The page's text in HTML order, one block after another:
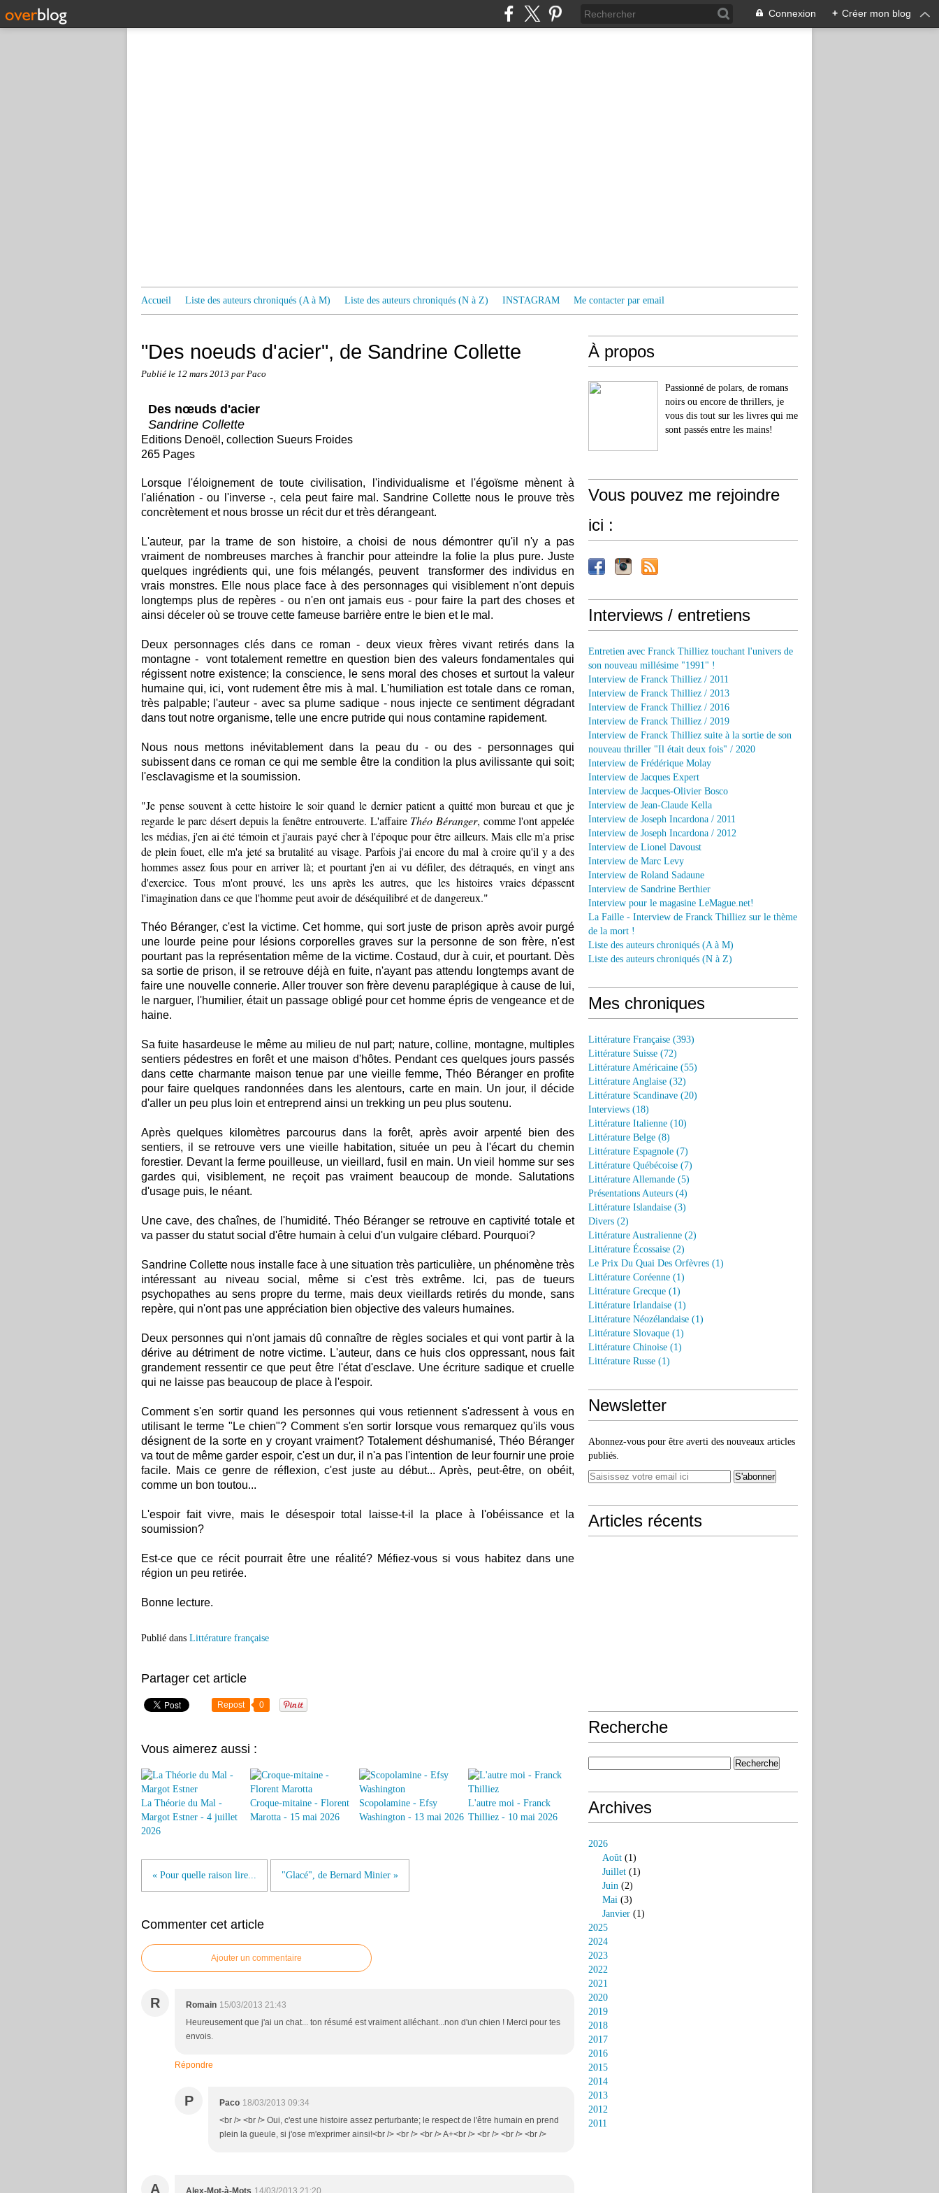
Connexion + Créer mon blog
Accueil Liste des auteurs chroniqués (A à M) Liste des auteurs chroniqués (N à Z) INSTAGRAM Me contacter par email
"Des noeuds d'acier", de Sandrine Collette
Publié le 12 mars 2013 par Paco
Des nœuds d'acier
Sandrine Collette
Editions Denoël, collection Sueurs Froides
265 Pages
Lorsque l'éloignement de toute civilisation, l'individualisme et l'égoïsme mènent à
l'aliénation - ou l'inverse -, cela peut faire mal. Sandrine Collette nous le prouve très
concrètement et nous brosse un récit dur et très dérangeant.
L'auteur, par la trame de son histoire, a choisi de nous démontrer qu'il n'y a pas
vraiment de nombreuses marches à franchir pour atteindre la folie la plus pure. Juste
quelques ingrédients qui, une fois mélangés, peuvent transformer des individus en
vrais monstres. Elle nous place face à des personnages qui visiblement n'ont depuis
longtemps plus de repères - ou n'en ont jamais eus - pour faire la part des choses et
ainsi déceler où se trouve cette fameuse barrière entre le bien et le mal.
Deux personnages clés dans ce roman - deux vieux frères vivant retirés dans la
montagne - vont totalement remettre en question bien des valeurs fondamentales qui
régissent notre existence; la conscience, le sens moral des choses et surtout la valeur
humaine qui, ici, vont rudement être mis à mal. L'humiliation est totale dans ce roman,
très palpable; l'auteur - avec sa plume sadique - nous injecte ce sentiment dégradant
dans tout notre organisme, telle une encre putride qui nous contamine rapidement.
Nous nous mettons inévitablement dans la peau du - ou des - personnages qui
subissent dans ce roman ce qui me semble être la condition la plus avilissante qui soit;
l'esclavagisme et la soumission.
"Je pense souvent à cette histoire le soir quand le dernier patient a quitté mon bureau et que je
regarde le parc désert depuis la fenêtre entrouverte. L'affaire Théo Béranger, comme l'ont appelée
les médias, j'en ai été témoin et j'aurais payé cher à l'époque pour être ailleurs. Mais elle m'a prise
de plein fouet, elle m'a jeté sa brutalité au visage. Parfois j'ai encore du mal à croire qu'il y a des
hommes assez fous pour en arriver là; et pourtant j'en ai vu défiler, des détraqués, en vingt ans
d'exercice. Tous m'ont prouvé, les uns après les autres, que les histoires vraies dépassent
l'imagination dans ce que l'homme peut avoir de déséquilibré et de dangereux."
Théo Béranger, c'est la victime. Cet homme, qui sort juste de prison après avoir purgé
une lourde peine pour lésions corporelles graves sur la personne de son frère, n'est
pourtant pas la représentation même de la victime. Costaud, dur à cuir, et pourtant. Dès
sa sortie de prison, il se retrouve déjà en fuite, n'ayant pas attendu longtemps avant de
faire une nouvelle connerie. Aller trouver son frère devenu paraplégique à cause de lui,
le narguer, l'humilier, était un passage obligé pour cet homme épris de vengeance et de
haine.
Sa fuite hasardeuse le même au milieu de nul part; nature, colline, montagne, multiples
sentiers pédestres en forêt et une maison d'hôtes. Pendant ces quelques jours passés
dans cette charmante maison tenue par une vieille femme, Théo Béranger en profite
pour faire quelques randonnées dans les alentours, carte en main. Un jour, il décide
d'aller un peu plus loin et entreprend ainsi un trekking un peu plus soutenu.
Après quelques kilomètres parcourus dans la forêt, après avoir arpenté bien des
sentiers, il se retrouve vers une vieille habitation, située un peu à l'écart du chemin
forestier. Devant la ferme pouilleuse, un vieillard, fusil en main. Un vieil homme sur ses
gardes qui, visiblement, ne reçoit pas vraiment beaucoup de monde. Salutations
d'usage puis, le néant.
Une cave, des chaînes, de l'humidité. Théo Béranger se retrouve en captivité totale et
va passer du statut social d'être humain à celui d'un vulgaire clébard. Pourquoi?
Sandrine Collette nous installe face à une situation très particulière, un phénomène très
intéressant au niveau social, même si c'est très extrême. Ici, pas de tueurs
psychopathes au sens propre du terme, mais deux vieillards retirés du monde, sans
repère, qui n'ont pas une appréciation bien objective des valeurs humaines.
Deux personnes qui n'ont jamais dû connaître de règles sociales et qui vont partir à la
dérive au détriment de notre victime. L'auteur, dans ce huis clos oppressant, nous fait
grandement ressentir ce que peut être l'état d'esclave. Une écriture sadique et cruelle
qui ne laisse pas beaucoup de place à l'espoir.
Comment s'en sortir quand les personnes qui vous retiennent s'adressent à vous en
utilisant le terme "Le chien"? Comment s'en sortir lorsque vous remarquez qu'ils vous
désignent de la sorte en y croyant vraiment? Totalement déshumanisé, Théo Béranger
va tout de même garder espoir, c'est un dur, il n'a pas l'intention de leur fournir une proie
facile. Mais ce genre de réflexion, c'est juste au début... Après, peut-être, on obéit,
comme un bon toutou...
L'espoir fait vivre, mais le désespoir total laisse-t-il la place à l'obéissance et la
soumission?
Est-ce que ce récit pourrait être une réalité? Méfiez-vous si vous habitez dans une
région un peu retirée.
Bonne lecture.
Publié dans Littérature française
Partager cet article
Repost 0
Vous aimerez aussi :
La Théorie du Mal -
Margot Estner - 4 juillet
2026
Croque-mitaine - Florent
Marotta - 15 mai 2026
Scopolamine - Efsy
Washington - 13 mai 2026
L'autre moi - Franck
Thilliez - 10 mai 2026
« Pour quelle raison lire... "Glacé", de Bernard Minier »
Commenter cet article
Ajouter un commentaire
R Romain 15/03/2013 21:43
Heureusement que j'ai un chat... ton résumé est vraiment alléchant...non d'un chien ! Merci pour tes
envois.
Répondre
P Paco 18/03/2013 09:34
<br /> <br /> Oui, c'est une histoire assez perturbante; le respect de l'être humain en prend
plein la gueule, si j'ose m'exprimer ainsi!<br /> <br /> <br /> A+<br /> <br /> <br /> <br />
A Alex-Mot-à-Mots 14/03/2013 21:20
À propos
Passionné de polars, de romans
noirs ou encore de thrillers, je
vous dis tout sur les livres qui me
sont passés entre les mains!
Vous pouvez me rejoindre
ici :
Interviews / entretiens
Entretien avec Franck Thilliez touchant l'univers de
son nouveau millésime "1991" !
Interview de Franck Thilliez / 2011
Interview de Franck Thilliez / 2013
Interview de Franck Thilliez / 2016
Interview de Franck Thilliez / 2019
Interview de Franck Thilliez suite à la sortie de son
nouveau thriller "Il était deux fois" / 2020
Interview de Frédérique Molay
Interview de Jacques Expert
Interview de Jacques-Olivier Bosco
Interview de Jean-Claude Kella
Interview de Joseph Incardona / 2011
Interview de Joseph Incardona / 2012
Interview de Lionel Davoust
Interview de Marc Levy
Interview de Roland Sadaune
Interview de Sandrine Berthier
Interview pour le magasine LeMague.net!
La Faille - Interview de Franck Thilliez sur le thème
de la mort !
Liste des auteurs chroniqués (A à M)
Liste des auteurs chroniqués (N à Z)
Mes chroniques
Littérature Française (393)
Littérature Suisse (72)
Littérature Américaine (55)
Littérature Anglaise (32)
Littérature Scandinave (20)
Interviews (18)
Littérature Italienne (10)
Littérature Belge (8)
Littérature Espagnole (7)
Littérature Québécoise (7)
Littérature Allemande (5)
Présentations Auteurs (4)
Littérature Islandaise (3)
Divers (2)
Littérature Australienne (2)
Littérature Écossaise (2)
Le Prix Du Quai Des Orfèvres (1)
Littérature Coréenne (1)
Littérature Grecque (1)
Littérature Irlandaise (1)
Littérature Néozélandaise (1)
Littérature Slovaque (1)
Littérature Chinoise (1)
Littérature Russe (1)
Newsletter
Abonnez-vous pour être averti des nouveaux articles
publiés.
Articles récents
Recherche
Archives
2026
Août (1)
Juillet (1)
Juin (2)
Mai (3)
Janvier (1)
2025
2024
2023
2022
2021
2020
2019
2018
2017
2016
2015
2014
2013
2012
2011